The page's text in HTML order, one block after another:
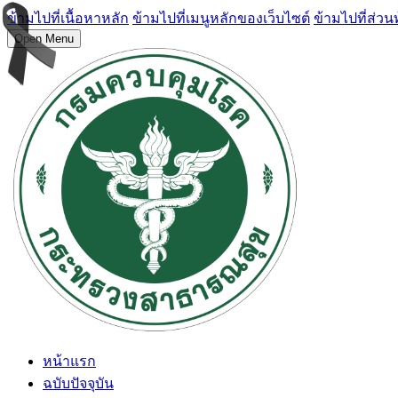
ข้ามไปที่เนื้อหาหลัก ข้ามไปที่เมนูหลักของเว็บไซต์ ข้ามไปที่ส่วน
Open Menu
หน้าแรก
ฉบับปัจจุบัน